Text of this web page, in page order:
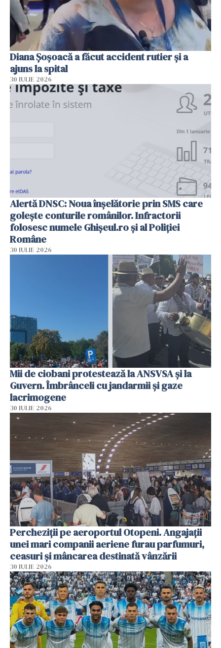
Diana Șoșoacă a făcut accident rutier și a
ajuns la spital
30 IULIE 2026
Alertă DNSC: Noua înșelătorie prin SMS care
golește conturile românilor. Infractorii
folosesc numele Ghișeul.ro și al Poliției
Române
30 IULIE 2026
Mii de ciobani protestează la ANSVSA și la
Guvern. Îmbrânceli cu jandarmii și gaze
lacrimogene
30 IULIE 2026
Percheziții pe aeroportul Otopeni. Angajații
unei mari companii aeriene furau parfumuri,
ceasuri și mâncarea destinată vânzării
30 IULIE 2026